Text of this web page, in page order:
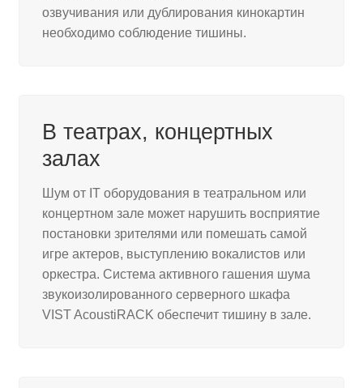
озвучивания или дублирования кинокартин
необходимо соблюдение тишины.
В театрах, концертных
залах
Шум от IT оборудования в театральном или
концертном зале может нарушить восприятие
постановки зрителями или помешать самой
игре актеров, выступлению вокалистов или
оркестра. Система активного гашения шума
звукоизолированного серверного шкафа
VIST AcoustiRACK обеспечит тишину в зале.